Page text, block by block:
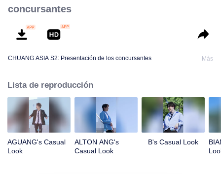
concursantes
CHUANG ASIA S2: Presentación de los concursantes Más
Lista de reproducción
AGUANG's Casual
Look
ALTON ANG's
Casual Look
B's Casual Look